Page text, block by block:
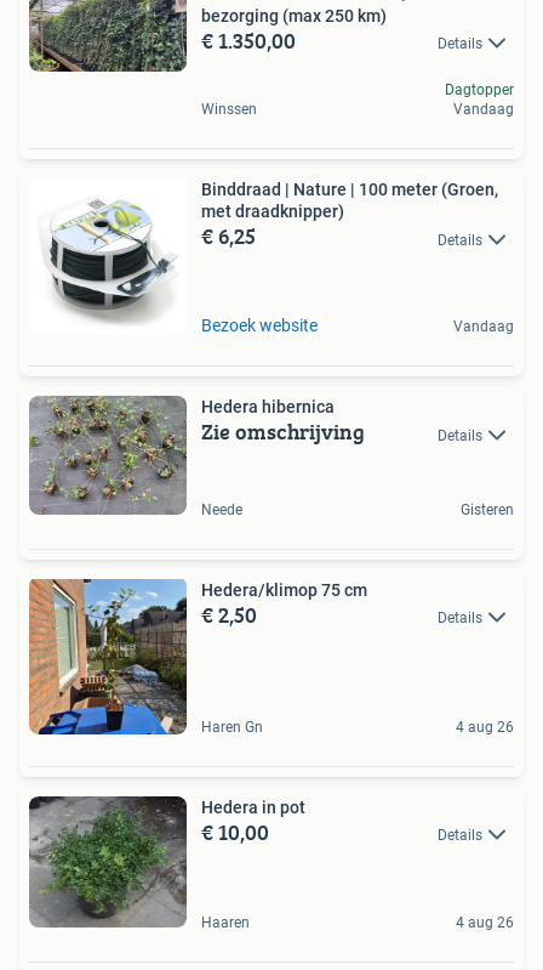
bezorging (max 250 km)
€ 1.350,00 Details
Winssen
Dagtopper
Vandaag
Binddraad | Nature | 100 meter (Groen,
met draadknipper)
€ 6,25 Details
Bezoek website Vandaag
Hedera hibernica
Zie omschrijving Details
Neede Gisteren
Hedera/klimop 75 cm
€ 2,50 Details
Haren Gn 4 aug 26
Hedera in pot
€ 10,00 Details
Haaren 4 aug 26